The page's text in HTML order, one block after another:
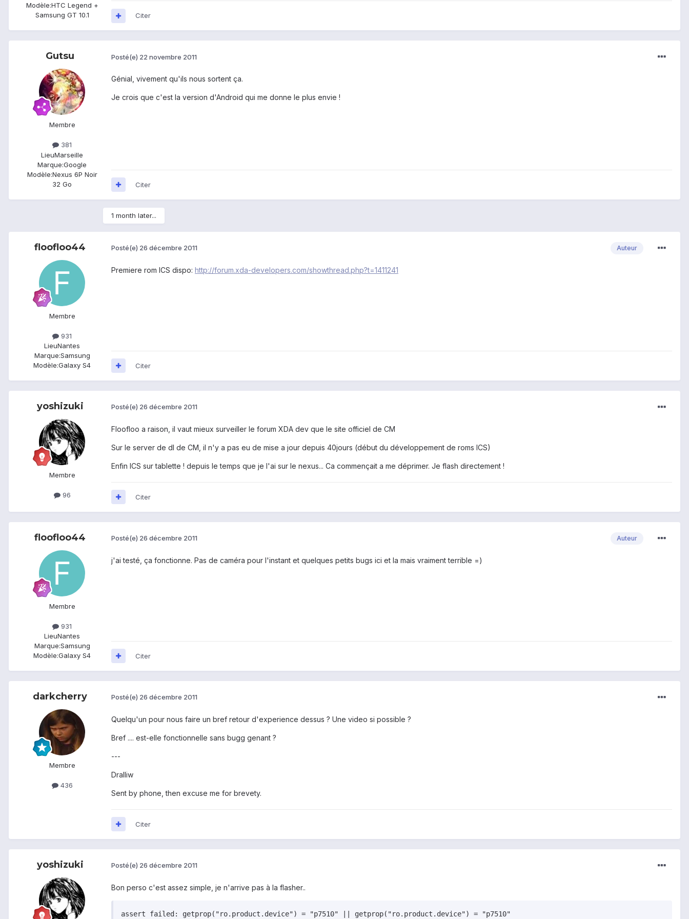
Modèle:HTC Legend +
Samsung GT 10.1
Citer
Gutsu
Membre
381
LieuMarseille
Marque:Google
Modèle:Nexus 6P Noir
32 Go
Posté(e) 22 novembre 2011
Génial, vivement qu'ils nous sortent ça.
Je crois que c'est la version d'Android qui me donne le plus envie !
Citer
1 month later...
floofloo44
Membre
931
LieuNantes
Marque:Samsung
Modèle:Galaxy S4
Auteur
Posté(e) 26 décembre 2011
Premiere rom ICS dispo: http://forum.xda-developers.com/showthread.php?t=1411241
Citer
yoshizuki
Membre
96
Posté(e) 26 décembre 2011
Floofloo a raison, il vaut mieux surveiller le forum XDA dev que le site officiel de CM
Sur le server de dl de CM, il n'y a pas eu de mise a jour depuis 40jours (début du développement de roms ICS)
Enfin ICS sur tablette ! depuis le temps que je l'ai sur le nexus... Ca commençait a me déprimer. Je flash directement !
Citer
floofloo44
Membre
931
LieuNantes
Marque:Samsung
Modèle:Galaxy S4
Auteur
Posté(e) 26 décembre 2011
j'ai testé, ça fonctionne. Pas de caméra pour l'instant et quelques petits bugs ici et la mais vraiment terrible =)
Citer
darkcherry
Membre
436
Posté(e) 26 décembre 2011
Quelqu'un pour nous faire un bref retour d'experience dessus ? Une video si possible ?
Bref .... est-elle fonctionnelle sans bugg genant ?
---
Dralliw
Sent by phone, then excuse me for brevety.
Citer
yoshizuki Posté(e) 26 décembre 2011
Bon perso c'est assez simple, je n'arrive pas à la flasher..
assert failed: getprop("ro.product.device") = "p7510" || getprop("ro.product.device") = "p7510"